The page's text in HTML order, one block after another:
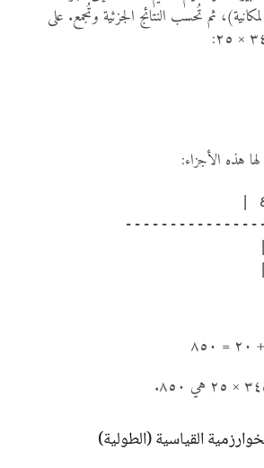
ثم تُحسب النتائج الجزئية وتُجمع. على
القياسية (الطولية)